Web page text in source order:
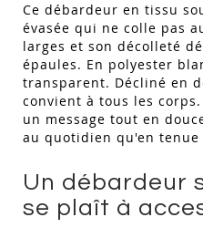
Ce débardeur en tissu
évasée qui ne colle pas
larges et son décolleté
épaules. En polyester
transparent. Décliné en
convient à tous les
un message tout en
au quotidien qu'en tenue
Un débardeur
se plaît à